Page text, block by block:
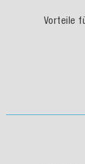
Vorteile